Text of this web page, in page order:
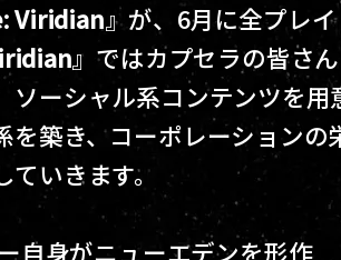
Viridian』が、6月に全プレイ
』ではカプセラの皆さん
ソーシャル系コンテンツを用
を築き、コーポレーションの
いきます。
自身がニューエデンを形作